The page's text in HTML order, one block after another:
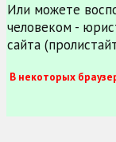
Или можете
человеком -
сайта
В некоторых